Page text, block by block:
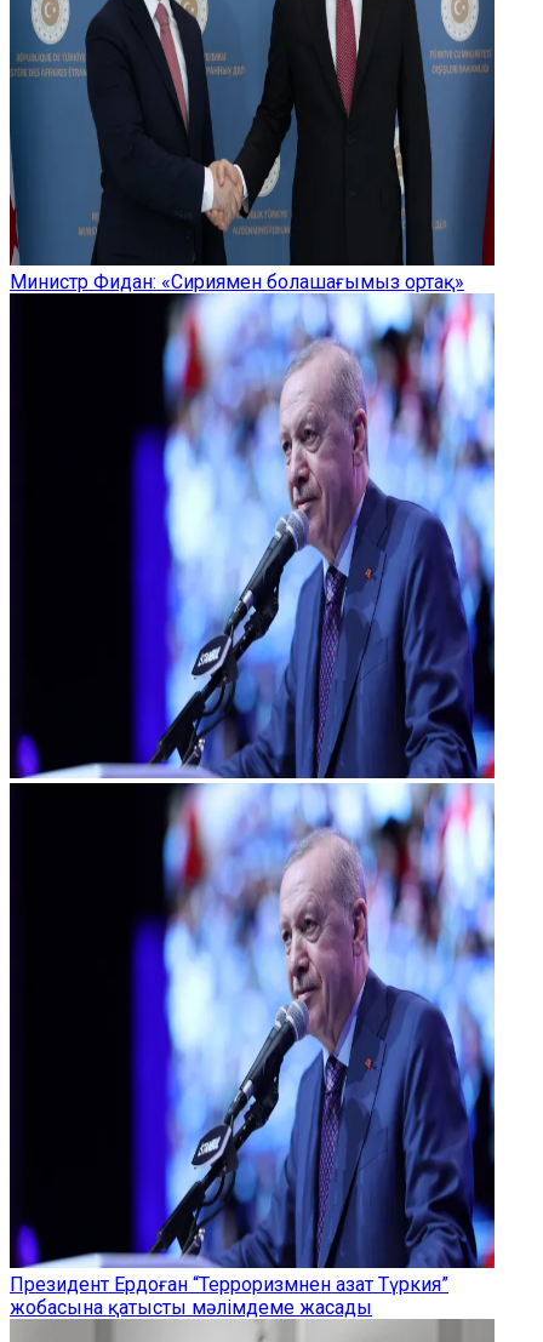
Министр Фидан: «Сириямен болашағымыз ортақ»
Президент Ердоған “Терроризмнен азат Түркия”
жобасына қатысты мәлімдеме жасады